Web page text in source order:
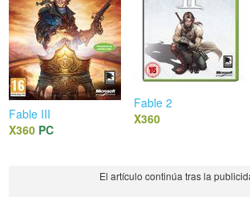
Fable III
X360 PC
Fable 2
X360